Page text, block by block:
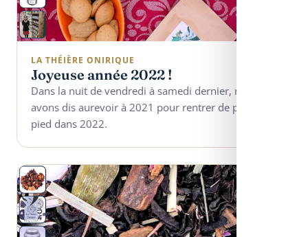
LA THÉIÈRE ONIRIQUE
Joyeuse année 2022 !
Dans la nuit de vendredi à samedi dernier, nous
avons dis aurevoir à 2021 pour rentrer de plein
pied dans 2022.